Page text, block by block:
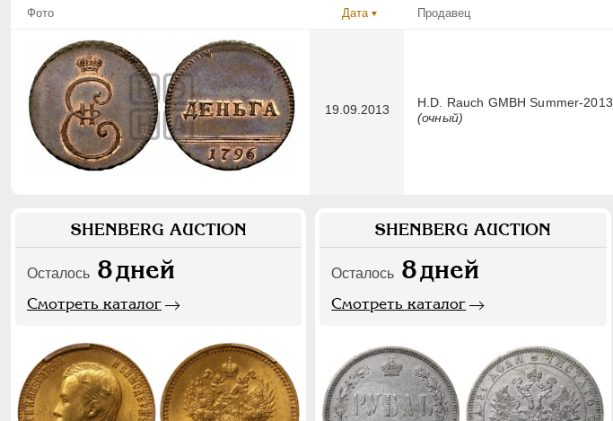
Фото Дата Продавец
19.09.2013
H.D. Rauch GMBH Summer-2013
(очный)
SHENBERG AUCTION
Осталось 8дней
Смотреть каталог
SHENBERG AUCTION
Осталось 8дней
Смотреть каталог